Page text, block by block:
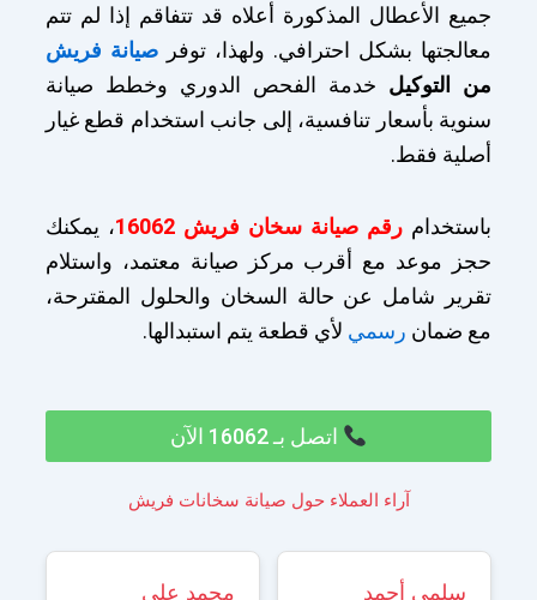
جميع الأعطال المذكورة أعلاه قد تتفاقم إذا لم تتم
معالجتها بشكل احترافي. ولهذا، توفرصيانة فريش
من التوكيل خدمة الفحص الدوري وخطط صيانة
سنوية بأسعار تنافسية، إلى جانب استخدام قطع غيار
أصلية فقط.
باستخدام رقم صيانة سخان فريش 16062
، يمكنك
حجز موعد مع أقرب مركز صيانة معتمد، واستلام
تقرير شامل عن حالة السخان والحلول المقترحة،
مع ضمان رسمي لأي قطعة يتم استبدالها.
اتصل بـ 16062 الآن
آراء العملاء حول صيانة سخانات فريش
سلمى أحمد
محمد علي